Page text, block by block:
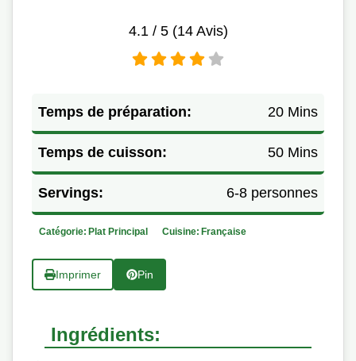
4.1/ 5 (14Avis)
Temps de préparation: 20 Mins
Temps de cuisson: 50 Mins
Servings: 6-8 personnes
Catégorie: Plat Principal Cuisine: Française
Imprimer Pin
Ingrédients: